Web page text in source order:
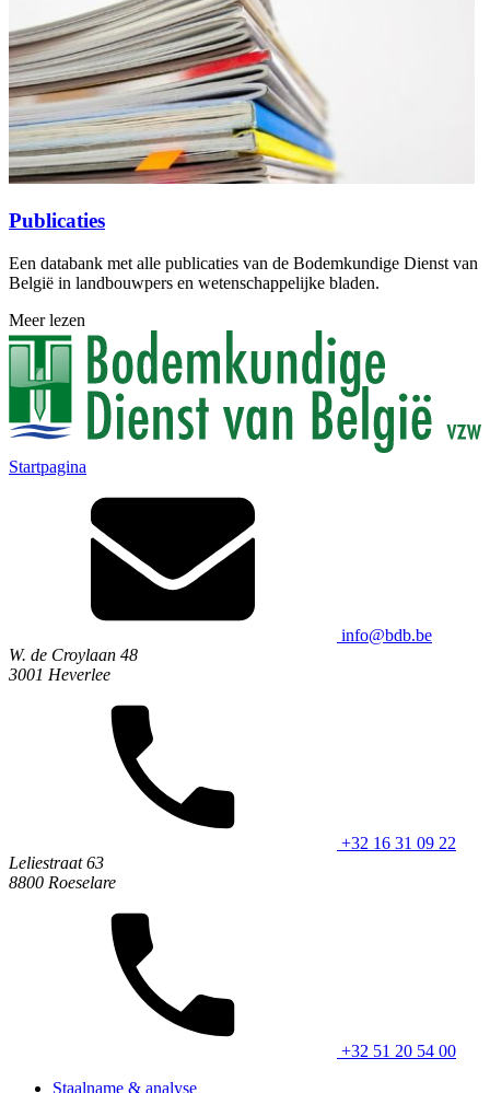
Publicaties
Een databank met alle publicaties van de Bodemkundige Dienst van
België in landbouwpers en wetenschappelijke bladen.
Meer lezen
Startpagina
info@bdb.be
W. de Croylaan 48
3001 Heverlee
+32 16 31 09 22
Leliestraat 63
8800 Roeselare
+32 51 20 54 00
Staalname & analyse